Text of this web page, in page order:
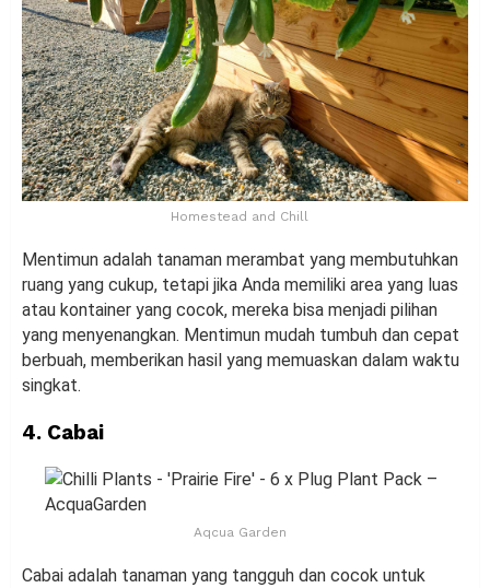
Homestead and Chill
Mentimun adalah tanaman merambat yang membutuhkan
ruang yang cukup, tetapi jika Anda memiliki area yang luas
atau kontainer yang cocok, mereka bisa menjadi pilihan
yang menyenangkan. Mentimun mudah tumbuh dan cepat
berbuah, memberikan hasil yang memuaskan dalam waktu
singkat.
4. Cabai
Aqcua Garden
Cabai adalah tanaman yang tangguh dan cocok untuk